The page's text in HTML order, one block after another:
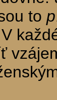
to